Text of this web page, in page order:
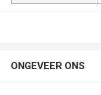
ONGEVEER ONS